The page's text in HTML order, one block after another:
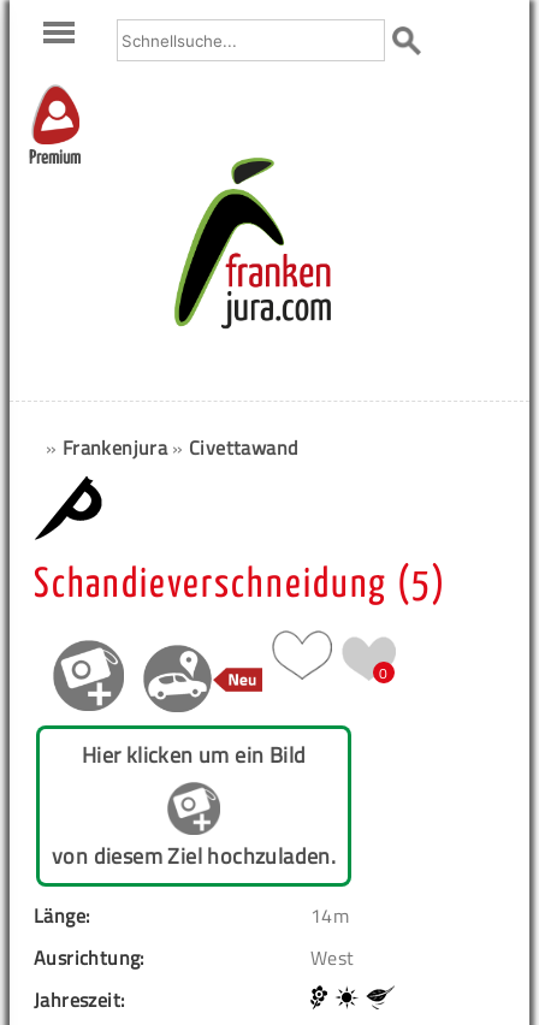
Premium
» Frankenjura» Civettawand
Schandieverschneidung (5)
0
Hier klicken um ein Bild
von diesem Ziel hochzuladen.
Länge:
14m
Ausrichtung:
West
Jahreszeit: